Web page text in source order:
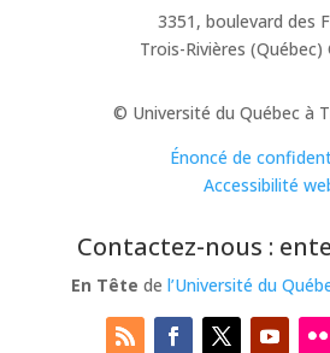
3351, boulevard des
Trois-Rivières (Québec)
© Université du Québec à
Énoncé de
Accessibilité
Contactez-nous :
En Tête del’Université du